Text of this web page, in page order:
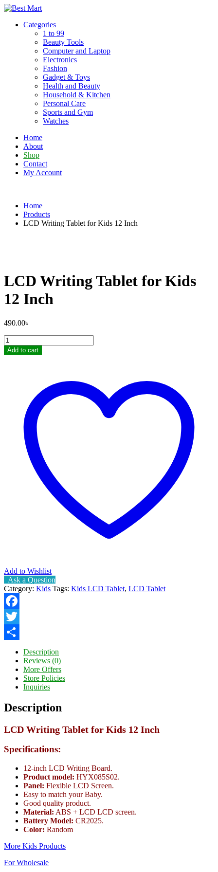
Skip
contentCategories
1 to 99
Beauty Tools
Computer and Laptop
Electronics
Fashion
Gadget & Toys
Health and Beauty
Household & Kitchen
Personal Care
Sports and Gym
Watches
Home
About
Shop
Contact
My Account
Home
Products
LCD Writing Tablet for Kids 12 Inch
LCD Writing Tablet for Kids
12 Inch
490.00৳
LCD
Writing
Tablet
Add to cart
Add to Wishlist
Ask a Question
Category: Kids Tags: Kids LCD Tablet, LCD Tablet
Facebook
Twitter
Description
Reviews (0)
More Offers
Store Policies
Inquiries
Description
LCD Writing Tablet for Kids 12 Inch
Specifications:
12-inch LCD Writing Board.
Product model: HYX085S02.
Panel: Flexible LCD Screen.
Easy to match your Baby.
Good quality product.
Material: ABS + LCD LCD screen.
Battery Model: CR2025.
Color: Random
More Kids Products
For Wholesale